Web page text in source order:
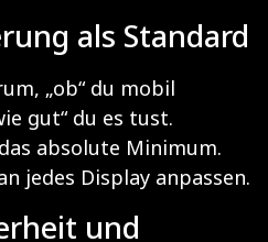
als Standard
„ob“ du mobil
gut“ du es tust.
absolute Minimum.
jedes Display anpassen.
und